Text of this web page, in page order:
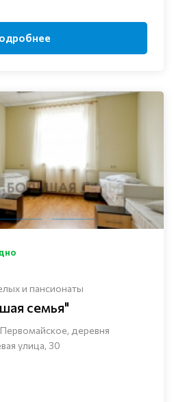
и пансионаты
семья"
деревня
улица, 30